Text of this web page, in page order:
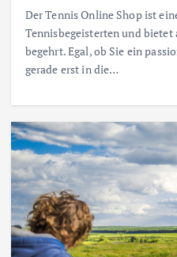
Der Tennis Online Shop ist
Tennisbegeisterten und bietet
begehrt. Egal, ob Sie ein
gerade erst in die…